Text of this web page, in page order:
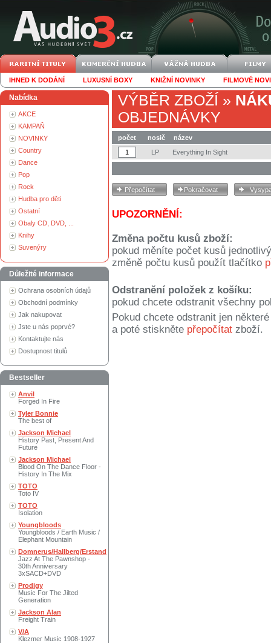
IHNED K DODÁNÍ LUXUSNÍ BOXY KNIŽNÍ NOVINKY FILMOVÉ
Nabídka
AKCE
KAMPAŇ
NOVINKY
Country
Dance
Pop
Rock
Hudba pro děti
Ostatní
Obaly CD, DVD, ...
Knihy
Suvenýry
Důležité informace
Ochrana osobních údajů
Obchodní podmínky
Jak nakupovat
Jste u nás poprvé?
Kontaktujte nás
Dostupnost titulů
Bestseller
Anvil
Forged In Fire
Tyler Bonnie
The best of
Jackson Michael
History Past, Present And
Future
Jackson Michael
Blood On The Dance Floor -
History In The Mix
TOTO
Toto IV
TOTO
Isolation
Youngbloods
Youngbloods / Earth Music /
Elephant Mountain
Domnerus/Hallberg/Erstand
Jazz At The Pawnshop -
30th Anniversary
3xSACD+DVD
Prodigy
Music For The Jilted
Generation
Jackson Alan
Freight Train
V/A
Klezmer Music 1908-1927
VÝBĚR ZBOŽÍ »
OBJEDNÁVKY
počet nosič
název
LP
Everything In Sight
UPOZORNĚNÍ:
Změna počtu kusů zboží:
pokud měníte počet kusů
změně počtu kusů použít tlačítko
Odstranění položek z košíku:
pokud chcete odstranit všechny
Pokud chcete odstranit jen
a poté stiskněte přepočítat zboží.